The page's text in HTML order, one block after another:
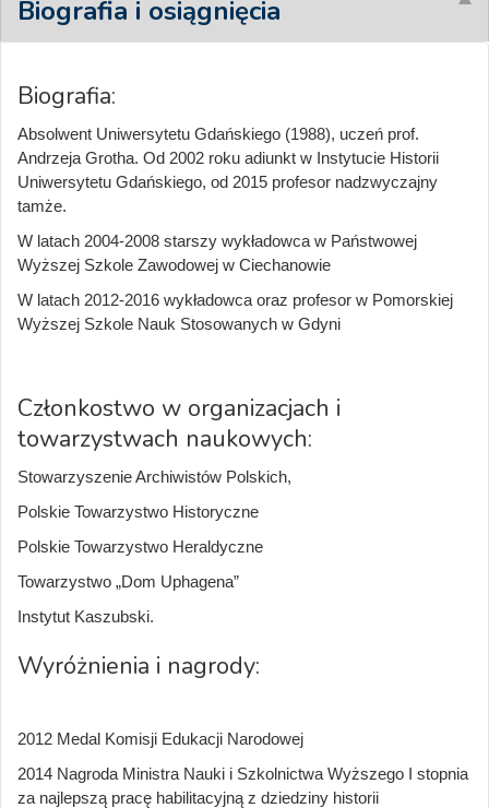
Biografia i osiągnięcia
Biografia:
Absolwent Uniwersytetu Gdańskiego (1988), uczeń prof.
Andrzeja Grotha. Od 2002 roku adiunkt w Instytucie Historii
Uniwersytetu Gdańskiego, od 2015 profesor nadzwyczajny
tamże.
W latach 2004-2008 starszy wykładowca w Państwowej
Wyższej Szkole Zawodowej w Ciechanowie
W latach 2012-2016 wykładowca oraz profesor w Pomorskiej
Wyższej Szkole Nauk Stosowanych w Gdyni
Członkostwo w organizacjach i
towarzystwach naukowych:
Stowarzyszenie Archiwistów Polskich,
Polskie Towarzystwo Historyczne
Polskie Towarzystwo Heraldyczne
Towarzystwo „Dom Uphagena”
Instytut Kaszubski.
Wyróżnienia i nagrody:
2012 Medal Komisji Edukacji Narodowej
2014 Nagroda Ministra Nauki i Szkolnictwa Wyższego I stopnia
za najlepszą pracę habilitacyjną z dziedziny historii